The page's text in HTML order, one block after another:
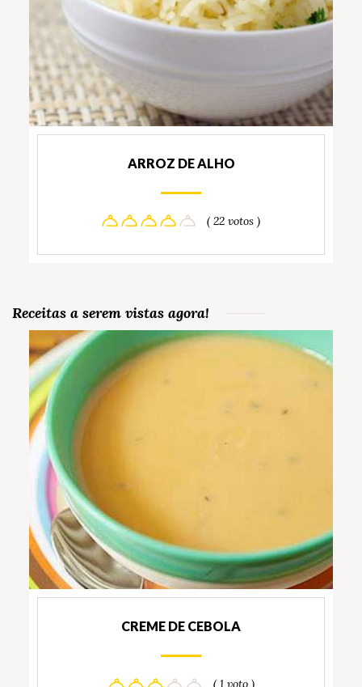
ARROZ DE ALHO
( 22 votos )
Receitas a serem vistas agora!
CREME DE CEBOLA
( 1 voto )